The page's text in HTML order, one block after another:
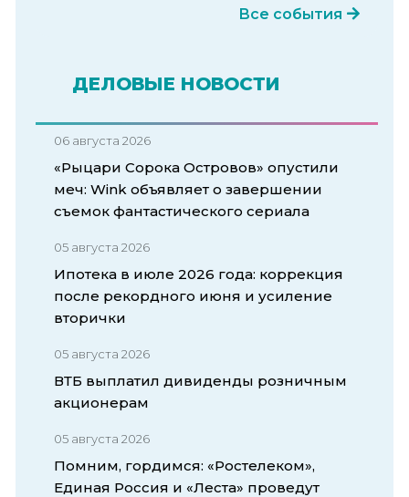
Все события
ДЕЛОВЫЕ НОВОСТИ
06 августа 2026
«Рыцари Сорока Островов» опустили
меч: Wink объявляет о завершении
съемок фантастического сериала
05 августа 2026
Ипотека в июле 2026 года: коррекция
после рекордного июня и усиление
вторички
05 августа 2026
ВТБ выплатил дивиденды розничным
акционерам
05 августа 2026
Помним, гордимся: «Ростелеком»,
Единая Россия и «Леста» проведут